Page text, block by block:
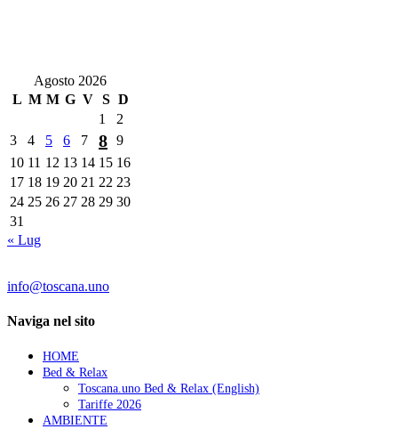
Agosto 2026
L M M G V S D
1
2
3
4 5 6 7 8 9
10 11 12 13 14 15 16
17 18 19 20 21 22 23
24 25 26 27 28 29 30
31
« Lug
info@toscana.uno
Naviga nel sito
HOME
Bed & Relax
Toscana.uno Bed & Relax (English)
Tariffe 2026
AMBIENTE